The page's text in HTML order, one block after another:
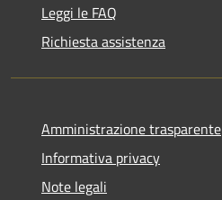
Leggi le FAQ
Richiesta assistenza
Amministrazione trasparente
Informativa privacy
Note legali